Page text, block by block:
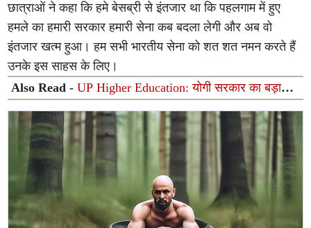
छात्राओं ने कहा कि हमे बेसब्री से इंतजार था कि पहलगाम में हुए
हमले का हमारी सरकार हमारी सेना कब बदला लेगी और अब वो
इंतजार खत्म हुआ। हम सभी भारतीय सेना को शत शत नमन करते हैं
उनके इस साहस के लिए।
Also Read -UP Higher Education: योगी सरकार का बड़ा
फैसला, यूपी में 3 नए प्राइवेट यूनिवर्सिटीज के संचालन को हरी
झंडी; जानें डिटेल्स